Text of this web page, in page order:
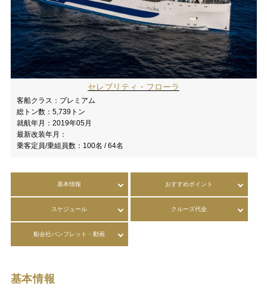
セレブリティ・フローラ
客船クラス： プレミアム
総トン数： 5,739トン
就航年月： 2019年05月
最新改装年月：
乗客定員/乗組員数： 100名 / 64名
基本情報 おすすめポイント
スケジュール クルーズ代金
船会社パンフレット・動画
基本情報